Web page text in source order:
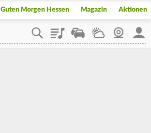
Guten Morgen Hessen Magazin Aktionen
PlaylistStaupilotWetterWebcam